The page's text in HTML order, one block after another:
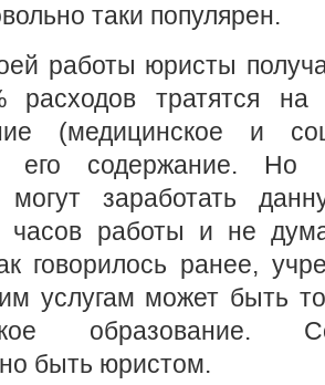
таки популярен.
работы юристы
расходов тратятся на
(медицинское и
содержание. Но
могут заработать
часов работы и не
говорилось ранее,
услугам может быть
образование.
быть юристом.